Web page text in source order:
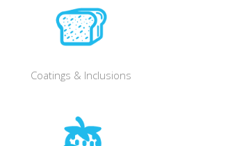
Coatings & Inclusions